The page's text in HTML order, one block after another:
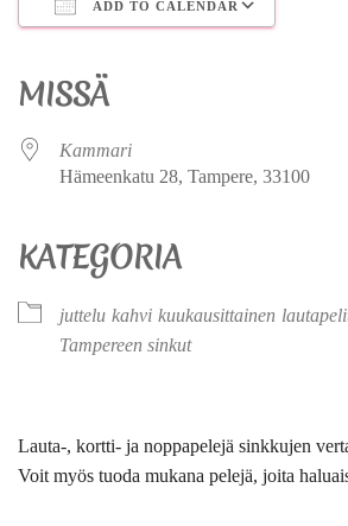
ADD TO CALENDAR
MISSÄ
Kammari
Hämeenkatu 28, Tampere, 33100
KATEGORIA
juttelu kahvi kuukausittainen
Tampereen sinkut
Lauta-, kortti- ja noppapelejä sinkkujen
Voit myös tuoda mukana pelejä, joita